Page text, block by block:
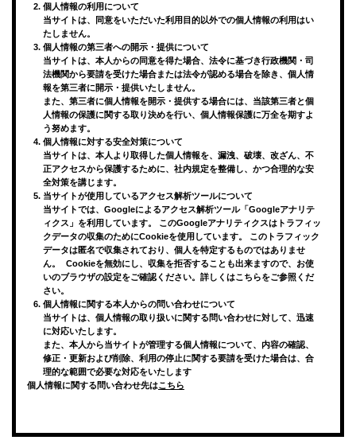
個人情報の利用について
当サイトは、同意をいただいた利用目的以外での個人情報の利用はい
たしません。
個人情報の第三者への開示・提供について
当サイトは、本人からの同意を得た場合、法令に基づき行政機関・司
法機関から要請を受けた場合または法令が認める場合を除き、個人情
報を第三者に開示・提供いたしません。
また、第三者に個人情報を開示・提供する場合には、当該第三者と個
人情報の保護に関する取り決めを行い、個人情報保護に万全を期すよ
う努めます。
個人情報に対する安全対策について
当サイトは、本人より取得した個人情報を、漏洩、破壊、改ざん、不
正アクセスから保護するために、社内規定を整備し、かつ合理的な安
全対策を講じます。
当サイトが使用しているアクセス解析ツールについて
当サイトでは、Googleによるアクセス解析ツール「Googleアナリテ
ィクス」を利用しています。 このGoogleアナリティクスはトラフィッ
クデータの収集のためにCookieを使用しています。 このトラフィック
データは匿名で収集されており、個人を特定するものではありませ
ん。 Cookieを無効にし、収集を拒否することも出来ますので、お使
いのブラウザの設定をご確認ください。詳しくはこちらをご参照くだ
さい。
個人情報に関する本人からの問い合わせについて
当サイトは、個人情報の取り扱いに関する問い合わせに対して、迅速
に対応いたします。
また、本人から当サイトが管理する個人情報について、内容の確認、
修正・更新および削除、利用の停止に関する要請を受けた場合は、合
理的な範囲で必要な対応をいたします
個人情報に関する問い合わせ先はこちら